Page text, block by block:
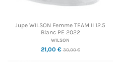
Jupe WILSON Femme TEAM II 12.5
Blanc PE 2022
WILSON
21,00 €30,00 €